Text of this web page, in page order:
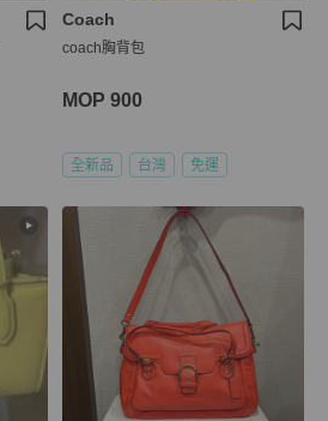
Coach
coach胸背包
MOP 900
全新品 台灣 免運